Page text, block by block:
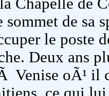
Chapelle de
sommet de sa
le poste
Deux ans
Venise oÃ¹ il